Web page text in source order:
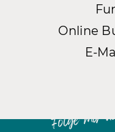
Online
E-
Folge mir